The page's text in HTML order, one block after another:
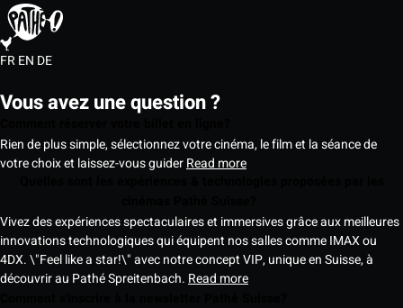
FREN DE
Vous avez une question ?
Rien de plus simple, sélectionnez votre cinéma, le film et la séance de
votre choix et laissez-vous guiderRead more
Vivez des expériences spectaculaires et immersives grâce aux meilleures
innovations technologiques qui équipent nos salles comme IMAX ou
4DX. \"Feel like a star!\" avec notre concept VIP, unique en Suisse, à
découvrir au Pathé Spreitenbach. Read more